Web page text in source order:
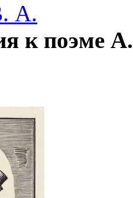
А.
к поэме